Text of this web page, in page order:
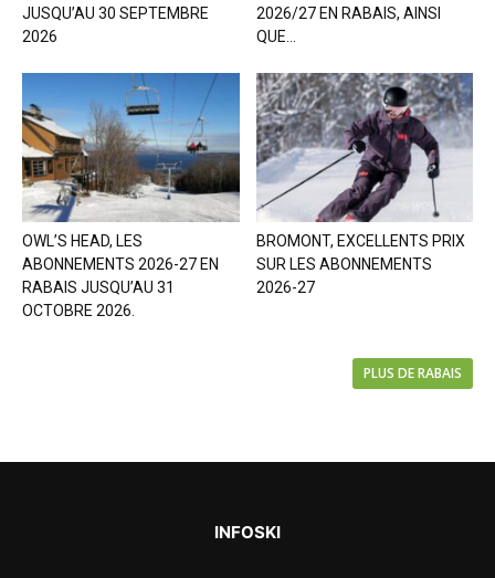
JUSQU’AU 30 SEPTEMBRE
2026
2026/27 EN RABAIS, AINSI
QUE...
OWL’S HEAD, LES
ABONNEMENTS 2026-27 EN
RABAIS JUSQU’AU 31
OCTOBRE 2026.
BROMONT, EXCELLENTS PRIX
SUR LES ABONNEMENTS
2026-27
PLUS DE RABAIS
INFOSKI